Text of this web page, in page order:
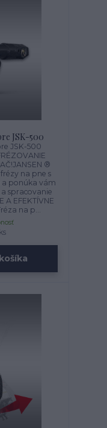
JSK-500
JSK-500
®
na pne s
a ponúka vám
spracovanie
A EFEKTÍVNE
na p...